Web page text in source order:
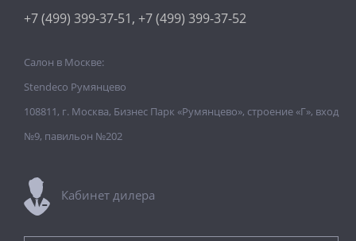
+7 (499) 399-37-51, +7 (499) 399-37-52
Салон в Москве:
Stendeco Румянцево
108811, г. Москва, Бизнес Парк «Румянцево», строение «Г», вход
№9, павильон №202
Кабинет дилера